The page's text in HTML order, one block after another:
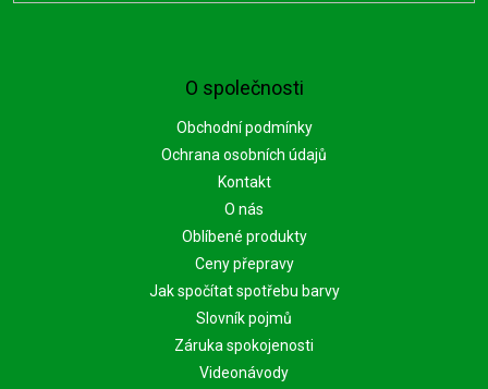
O společnosti
Obchodní podmínky
Ochrana osobních údajů
Kontakt
O nás
Oblíbené produkty
Ceny přepravy
Jak spočítat spotřebu barvy
Slovník pojmů
Záruka spokojenosti
Videonávody